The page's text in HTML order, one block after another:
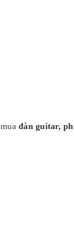
mua đàn guitar,